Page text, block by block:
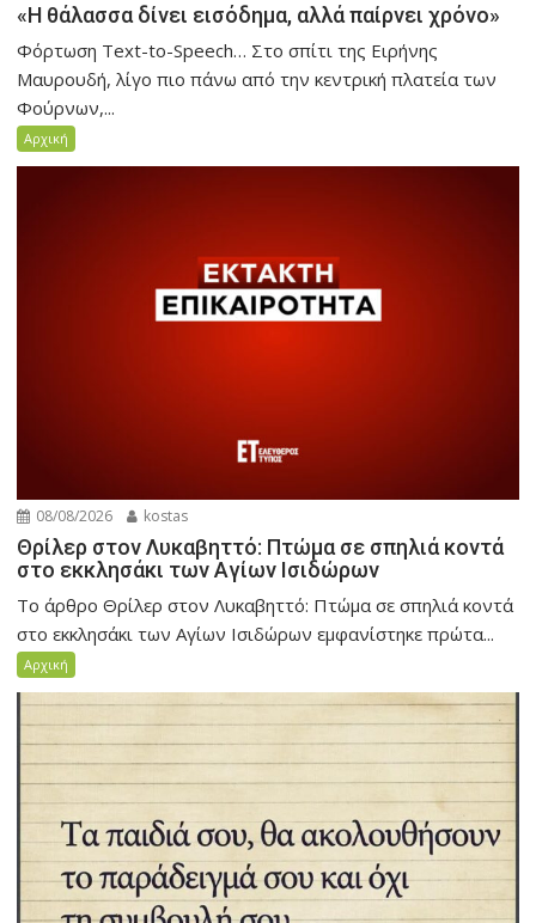
«Η θάλασσα δίνει εισόδημα, αλλά παίρνει χρόνο»
Φόρτωση Text-to-Speech… Στο σπίτι της Ειρήνης
Μαυρουδή, λίγο πιο πάνω από την κεντρική πλατεία των
Φούρνων,...
Αρχική
08/08/2026 kostas
Θρίλερ στον Λυκαβηττό: Πτώμα σε σπηλιά κοντά
στο εκκλησάκι των Αγίων Ισιδώρων
Το άρθρο Θρίλερ στον Λυκαβηττό: Πτώμα σε σπηλιά κοντά
στο εκκλησάκι των Αγίων Ισιδώρων εμφανίστηκε πρώτα...
Αρχική